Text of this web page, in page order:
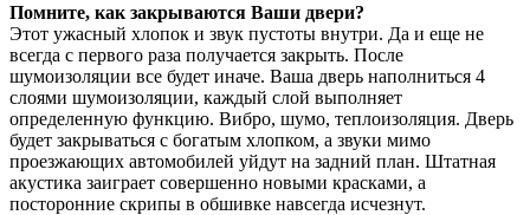
Помните, как закрываются Ваши двери?
Этот ужасный хлопок и звук пустоты внутри. Да и еще не
всегда с первого раза получается закрыть. После
шумоизоляции все будет иначе. Ваша дверь наполниться 4
слоями шумоизоляции, каждый слой выполняет
определенную функцию. Вибро, шумо, теплоизоляция. Дверь
будет закрываться с богатым хлопком, а звуки мимо
проезжающих автомобилей уйдут на задний план. Штатная
акустика заиграет совершенно новыми красками, а
посторонние скрипы в обшивке навсегда исчезнут.